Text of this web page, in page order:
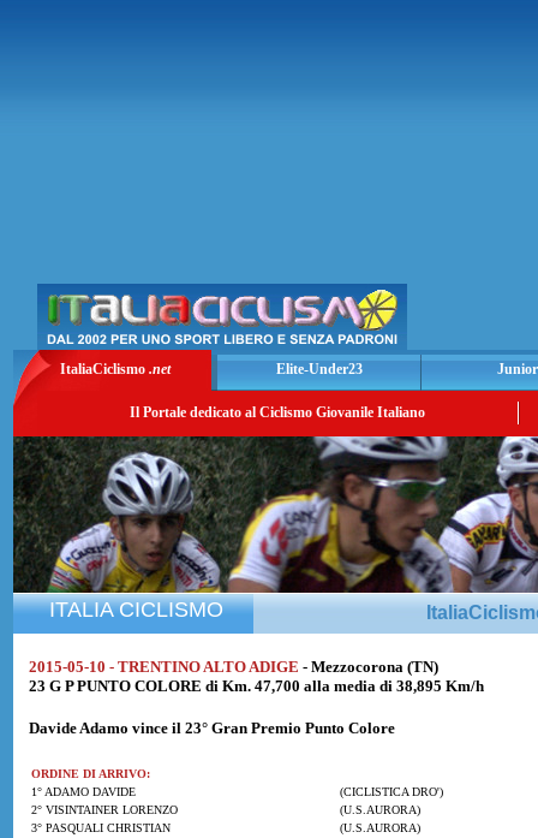
ItaliaCiclismo .net Elite-Under23
Il Portale dedicato al Ciclismo Giovanile Italiano
ITALIA CICLISMO
2015-05-10 - TRENTINO ALTO ADIGE - Mezzocorona (TN)
23 G P PUNTO COLORE di Km. 47,700 alla media di 38,895 Km/h
Davide Adamo vince il 23° Gran Premio Punto Colore
ORDINE DI ARRIVO:
1° ADAMO DAVIDE
(CICLISTICA DRO')
2° VISINTAINER LORENZO
(U.S.AURORA)
3° PASQUALI CHRISTIAN
(U.S.AURORA)